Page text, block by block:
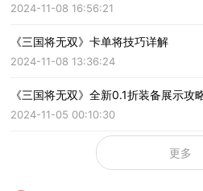
2024-11-08 16:56:21
《三国将无双》卡单将技巧详解
2024-11-08 13:36:24
《三国将无双》全新0.1折装备展示攻
2024-11-05 00:10:30
更多